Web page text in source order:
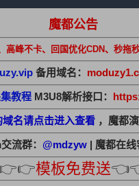
魔都公告
高峰不卡、回国优化CDN、秒拖
备用域名：
教程M3U8解析接口：
名请点击进入查看 ，魔都演
流群： @mdzyw| 魔都在线
👉👉模板免费送